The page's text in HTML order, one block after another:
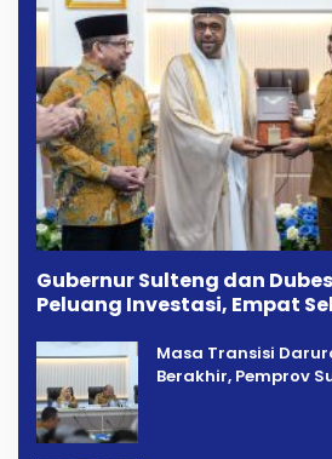
Gubernur Sulteng dan
Peluang Investasi, Empat
Masa Transisi
Berakhir, Pemprov